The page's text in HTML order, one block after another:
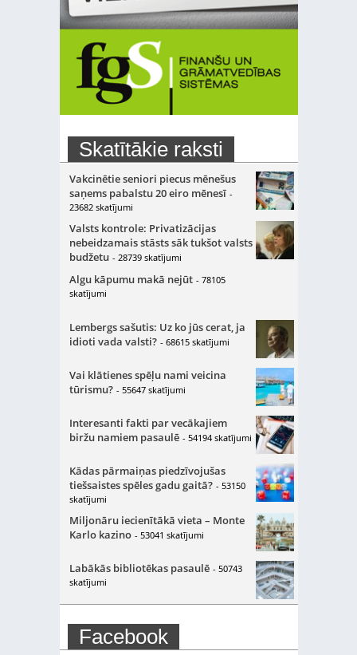
Skatītākie raksti
Vakcinētie seniori piecus mēnešus
saņems pabalstu 20 eiro mēnesī -
23682 skatījumi
Valsts kontrole: Privatizācijas
nebeidzamais stāsts sāk tukšot valsts
budžetu - 28739 skatījumi
Algu kāpumu makā nejūt - 78105
skatījumi
Lembergs sašutis: Uz ko jūs cerat, ja
idioti vada valsti? - 68615 skatījumi
Vai klātienes spēļu nami veicina
tūrismu? - 55647 skatījumi
Interesanti fakti par vecākajiem
biržu namiem pasaulē - 54194 skatījumi
Kādas pārmaiņas piedzīvojušas
tiešsaistes spēles gadu gaitā? - 53150
skatījumi
Miljonāru iecienītākā vieta – Monte
Karlo kazino - 53041 skatījumi
Labākās bibliotēkas pasaulē - 50743
skatījumi
Facebook